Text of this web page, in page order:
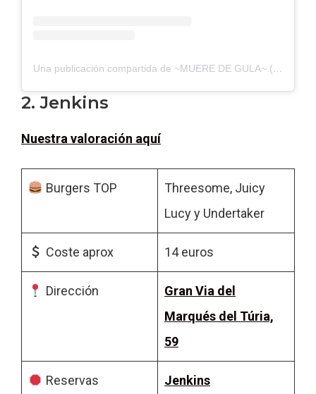
Una publicación compartida de ~MUERE DE GULA~ (@fat.foodies_)
2. Jenkins
Nuestra valoración aquí
Burgers TOP
Threesome, Juicy
Lucy y Undertaker
Coste aprox 14 euros
Dirección
Gran Via del
Marqués del Túria,
59
Reservas Jenkins